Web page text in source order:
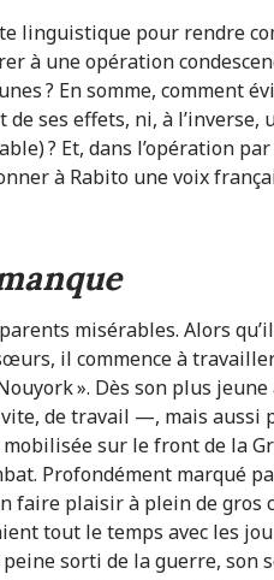
linguistique pour rendre
à une opération
? En somme, comment
ses effets, ni, à l’inverse,
? Et, dans l’opération
à Rabito une voix
misérables. Alors
il commence à travailler
». Dès son plus jeune
de travail —, mais aussi
sur le front de la
Profondément marqué
faire plaisir à plein de gros
tout le temps avec les
sorti de la guerre, son